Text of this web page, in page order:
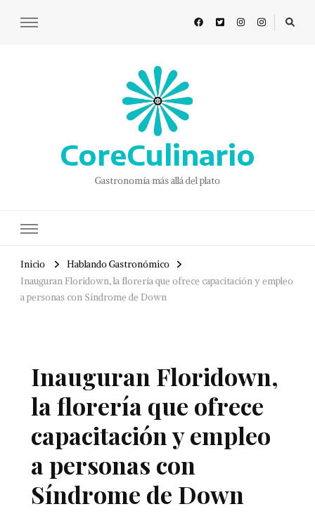
CoreCulinario
Gastronomía más allá del plato
Inicio
Hablando Gastronómico
Inauguran Floridown, la florería que ofrece capacitación y empleo
a personas con Síndrome de Down
Inauguran Floridown,
la florería que ofrece
capacitación y empleo
a personas con
Síndrome de Down